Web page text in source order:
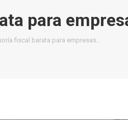
para
fiscal barata para empresas…